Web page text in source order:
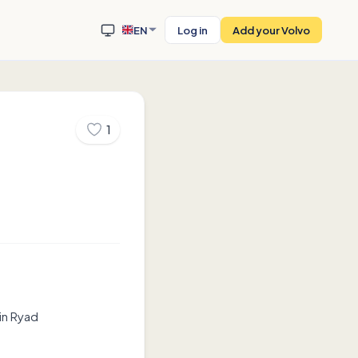
EN Log in Add your Volvo
1
Ryad